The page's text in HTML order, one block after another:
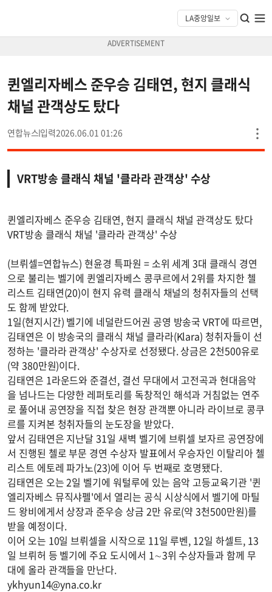
퀸엘리자베스 준우승 김태연, 현지 클래식
채널 관객상도 탔다
연합뉴스 2026.06.01 01:26
VRT방송 클래식 채널 '클라라 관객상' 수상
퀸엘리자베스 준우승 김태연, 현지 클래식 채널 관객상도 탔다
VRT방송 클래식 채널 '클라라 관객상' 수상
(브뤼셀=연합뉴스) 현윤경 특파원 = 소위 세계 3대 클래식 경연
으로 불리는 벨기에 퀸엘리자베스 콩쿠르에서 2위를 차지한 첼
리스트 김태연(20)이 현지 유력 클래식 채널의 청취자들의 선택
도 함께 받았다.
1일(현지시간) 벨기에 네덜란드어권 공영 방송국 VRT에 따르면,
김태연은 이 방송국의 클래식 채널 클라라(Klara) 청취자들이 선
정하는 '클라라 관객상' 수상자로 선정됐다. 상금은 2천500유로
(약 380만원)이다.
김태연은 1라운드와 준결선, 결선 무대에서 고전곡과 현대음악
을 넘나드는 다양한 레퍼토리를 독창적인 해석과 거침없는 연주
로 풀어내 공연장을 직접 찾은 현장 관객뿐 아니라 라이브로 콩쿠
르를 지켜본 청취자들의 눈도장을 받았다.
앞서 김태연은 지난달 31일 새벽 벨기에 브뤼셀 보자르 공연장에
서 진행된 첼로 부문 경연 수상자 발표에서 우승자인 이탈리아 첼
리스트 에토레 파가노(23)에 이어 두 번째로 호명됐다.
김태연은 오는 2일 벨기에 워털루에 있는 음악 고등교육기관 '퀸
엘리자베스 뮤직샤펠'에서 열리는 공식 시상식에서 벨기에 마틸
드 왕비에게서 상장과 준우승 상금 2만 유로(약 3천500만원)를
받을 예정이다.
이어 오는 10일 브뤼셀을 시작으로 11일 루벤, 12일 하셀트, 13
일 브뤼허 등 벨기에 주요 도시에서 1∼3위 수상자들과 함께 무
대에 올라 관객들을 만난다.
ykhyun14@yna.co.kr